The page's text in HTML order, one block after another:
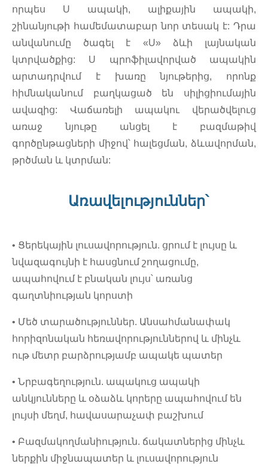
որպես U ապակի, ալիքային ապակի,
շինանյութի համեմատաբար նոր տեսակ է: Դրա
անվանումը ծագել է «U» ձևի լայնական
կտրվածքից: U պրոֆիլավորված ապակին
արտադրվում է խառը նյութերից, որոնք
հիմնականում բաղկացած են սիլիցիումային
ավազից: Վաճառելի ապակու վերածվելուց
առաջ նյութը անցել է բազմաթիվ
գործընթացների միջով՝ հալեցման, ձևավորման,
թրծման և կտրման:
Առավելություններ՝
• Ցերեկային լուսավորություն. ցրում է լույսը և
նվազագույնի է հասցնում շողացումը,
ապահովում է բնական լույս՝ առանց
գաղտնիության կորստի
• Մեծ տարածություններ. Անսահմանափակ
հորիզոնական հեռավորություններով և մինչև
ութ մետր բարձրությամբ ապակե պատեր
• Նրբագեղություն. ապակուց ապակի
անկյունները և օձաձև կորերը ապահովում են
լույսի մեղմ, հավասարաչափ բաշխում
• Բազմակողմանիություն. ճակատներից մինչև
ներքին միջնապատեր և լուսավորություն